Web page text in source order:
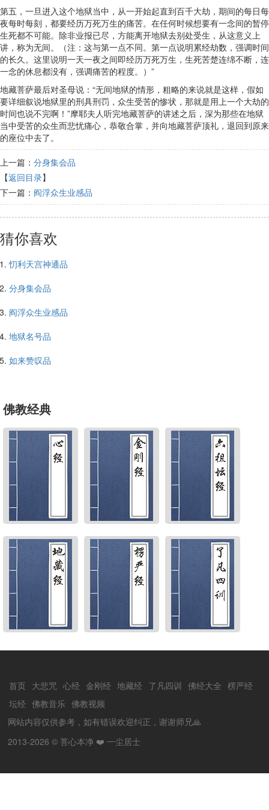
第五，一旦进入这个地狱当中，从一开始起直到百千大劫，期间的每日每
夜每时每刻，都要经历万死万生的痛苦。在任何时候想要有一念间的暂停
生死都不可能。除非业报已尽，方能离开地狱去别处受生，从这意义上
讲，称为无间。（注：这与第一点不同。第一点说明累经劫数，强调时间
的长久。这里说明一天一夜之间即经历万死万生，生死苦楚连绵不断，连
一念的休息都没有，强调痛苦的程度。）”
地藏菩萨最后对圣母说：“无间地狱的情形，粗略的来说就是这样，假如
要详细叙说地狱里的刑具刑罚，众生受苦的惨状，那就是用上一个大劫的
时间也说不完啊！”摩耶夫人听完地藏菩萨的讲述之后，深为那些在地狱
当中受苦的众生而悲忧痛心，恭敬合掌，并向地藏菩萨顶礼，退回到原来
的座位中去了。
上一篇： 分身集会品
【返回目录】
下一篇： 阎浮众生业感品
猜你喜欢
忉利天宫神通品
分身集会品
阎浮众生业感品
地狱名号品
如来赞叹品
佛教经典
首页 大悲咒 心经 金刚经 地藏经 了凡四训 佛经大全 楞严经
坛经 佛教音乐 佛教视频
网站内容仅供参考，如有错误欢迎纠正，谢谢师兄🙏
2013-2026 © 菩心本净 ❤️ 一尘居士